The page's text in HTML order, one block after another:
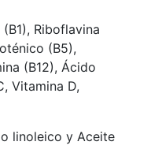
Riboflavina
(B5),
(B12), Ácido
Vitamina D,
linoleico y Aceite